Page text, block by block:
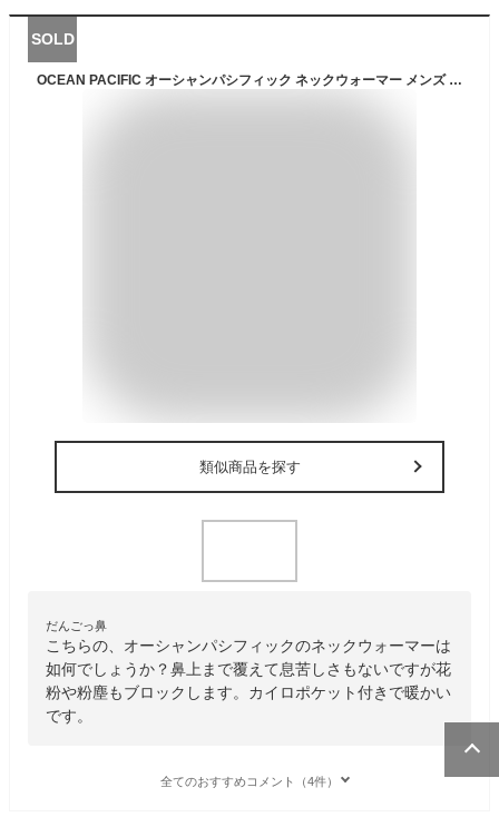
SOLD
OCEAN PACIFIC オーシャンパシフィック ネックウォーマー メンズ レディース 秋 冬 メンズフェイスマスク UV あったか 防寒 保温 カイロポケット 冷房対策 サーフブランド おしゃれ シンプル 防塵 花粉症 バイク サバゲー 釣り スノボ スキー 黒 カーキ グレー karlas
類似商品を探す
だんごっ鼻
こちらの、オーシャンパシフィックのネックウォーマーは
如何でしょうか？鼻上まで覆えて息苦しさもないですが花
粉や粉塵もブロックします。カイロポケット付きで暖かい
です。
全てのおすすめコメント（4件）